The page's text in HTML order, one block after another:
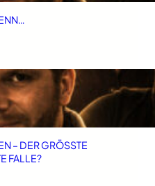
– DER GRÖSSTE
FALLE?